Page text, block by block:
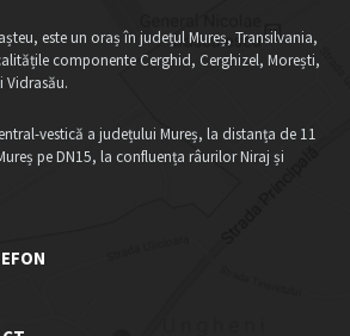
este un oraș în județul Mureș, Transilvania,
componente Cerghid, Cerghizel, Morești,
Vidrasău.
vestică a județului Mureș, la distanța de 11
pe DN15, la confluența râurilor Niraj și